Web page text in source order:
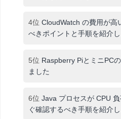
4位 CloudWatch の費用が高
べきポイントと手順を紹介し
5位 Raspberry PiとミニPC
ました
6位 Java プロセスが CPU
ぐ確認するべき手順を紹介し